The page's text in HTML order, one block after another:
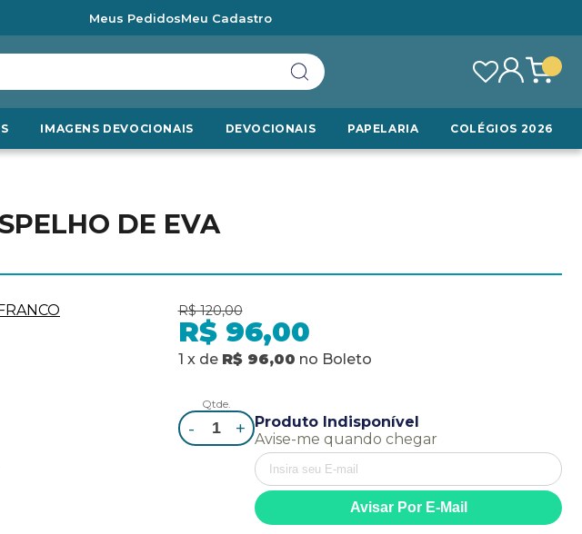
Meus PedidosMeu Cadastro
IMAGENS DEVOCIONAIS DEVOCIONAIS PAPELARIA COLÉGIOS 2026
DE EVA
R$ 120,00
R$ 96,00
1 x de R$ 96,00 no Boleto
Qtde.
- +
Produto Indisponível
Avise-me quando chegar